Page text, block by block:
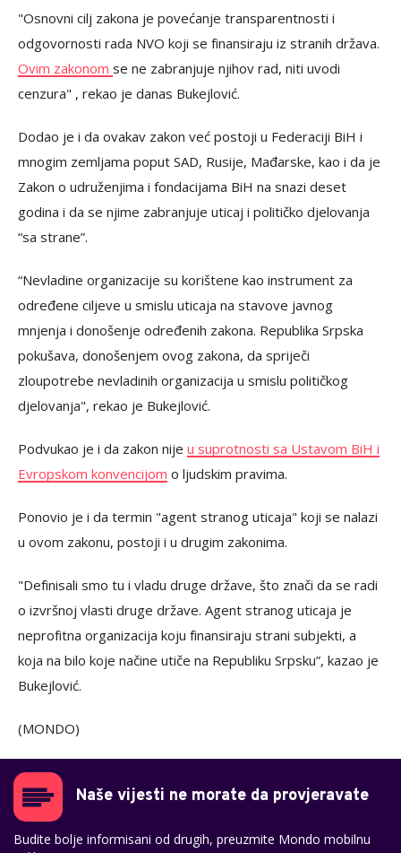
"Osnovni cilj zakona je povećanje transparentnosti i
odgovornosti rada NVO koji se finansiraju iz stranih država.
Ovim zakonom se ne zabranjuje njihov rad, niti uvodi
cenzura" , rekao je danas Bukejlović.
Dodao je i da ovakav zakon već postoji u Federaciji BiH i
mnogim zemljama poput SAD, Rusije, Mađarske, kao i da je
Zakon o udruženjima i fondacijama BiH na snazi deset
godina i da se njime zabranjuje uticaj i političko djelovanja
“sa strane”.
“Nevladine organizacije su korištene kao instrument za
određene ciljeve u smislu uticaja na stavove javnog
mnjenja i donošenje određenih zakona. Republika Srpska
pokušava, donošenjem ovog zakona, da spriječi
zloupotrebe nevladinih organizacija u smislu političkog
djelovanja", rekao je Bukejlović.
Podvukao je i da zakon nije u suprotnosti sa Ustavom BiH i
Evropskom konvencijom o ljudskim pravima.
Ponovio je i da termin "agent stranog uticaja" koji se nalazi
u ovom zakonu, postoji i u drugim zakonima.
"Definisali smo tu i vladu druge države, što znači da se radi
o izvršnoj vlasti druge države. Agent stranog uticaja je
neprofitna organizacija koju finansiraju strani subjekti, a
koja na bilo koje načine utiče na Republiku Srpsku”, kazao je
Bukejlović.
(MONDO)
Naše vijesti ne morate da provjeravate
Budite bolje informisani od drugih, preuzmite Mondo mobilnu